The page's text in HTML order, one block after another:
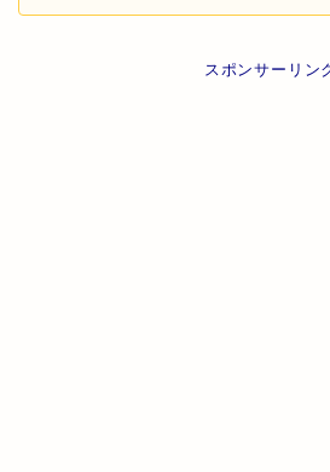
>>胸の成長はいつまで？
スポンサーリン